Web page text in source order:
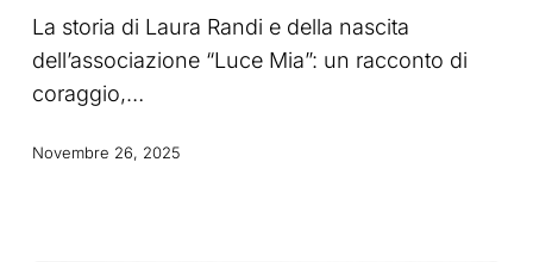
di
Laura
Randi
La storia di Laura Randi e della nascita
dell’associazione “Luce Mia”: un racconto di
coraggio,…
Novembre 26, 2025